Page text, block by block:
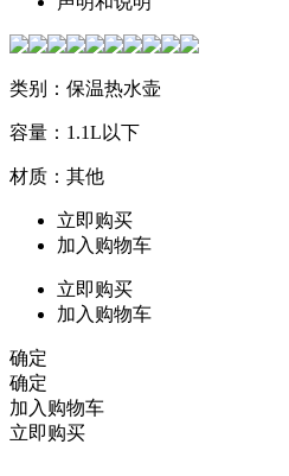
类别：保温热水壶
容量：1.1L以下
材质：其他
立即购买
加入购物车
立即购买
加入购物车
确定
确定
加入购物车
立即购买